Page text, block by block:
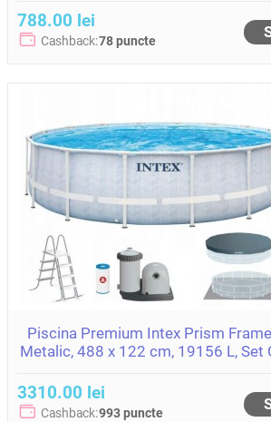
788.00 lei
Cashback:78 puncte
Piscina Premium Intex Prism
Metalic, 488 x 122 cm, 19156 L, Set
3310.00 lei
Cashback:993 puncte